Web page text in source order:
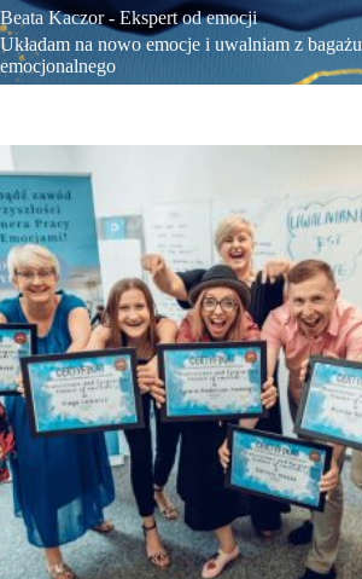
Beata Kaczor - Ekspert od emocji
Układam na nowo emocje i uwalniam z bagażu
emocjonalnego